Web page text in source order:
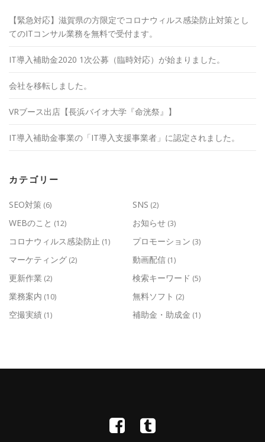
【緊急対応】滋賀県の方限定でコロナウィルス感染防止対策とし
てのITコンサル業務を無料で受付ます。
IT導入補助金2020 1次公募（臨時対応）が始まりました。
会社を移転しました。
VRブース出店【長浜バイオ大学『命洸祭』】
IT導入補助金事業の「IT導入支援事業者」に認定されました。
カテゴリー
SEO対策 (6) SNS (2)
WEBのこと (12) お知らせ (3)
コロナウィルス感染防止 (1) プロモーション (3)
マーケティング (2) 動画配信 (1)
更新作業 (2) 検索キーワード (5)
業務案内 (10) 無料ソフト (2)
空撮実績 (1) 補助金・助成金 (1)